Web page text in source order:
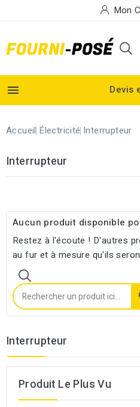
Mon
 Devis
Accueil Électricité Interrupteur
Interrupteur
Aucun produit disponible
Restez à l'écoute ! D'autres
au fur et à mesure qu'ils
Interrupteur
Produit Le Plus Vu